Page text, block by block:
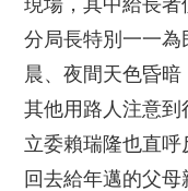
分局長特別一一
晨、夜間天色昏
其他用路人注意到
立委賴瑞隆也直
回去給年邁的父母